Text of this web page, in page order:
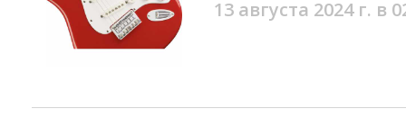
13 августа 2024 г. в